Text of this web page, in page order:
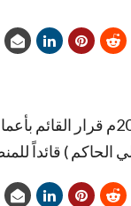
صدر اليوم الأربعاء 9
) قائداً للمنطقة